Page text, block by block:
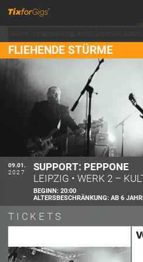
FLIEHENDE STÜRME
09.01.
2027
SUPPORT: PEPPONE
LEIPZIG •WERK 2 –
BEGINN:20:00
ALTERSBESCHRÄNKUNG:AB 6
TICKETS